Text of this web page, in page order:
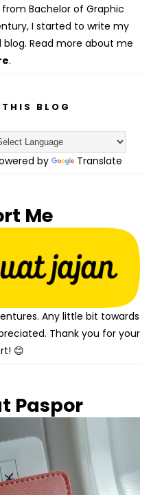
from Bachelor of Graphic
I started to write my
Read more about me
.
BLOG
by Translate
Me
Any little bit towards
Thank you for your
😊
Paspor